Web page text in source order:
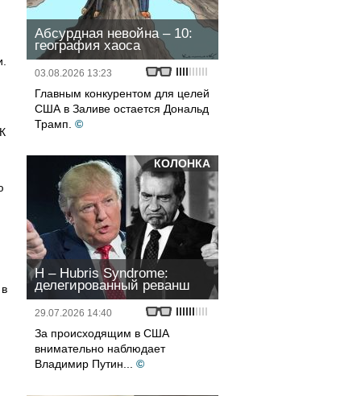
Абсурдная невойна – 10:
география хаоса
03.08.2026 13:23
Главным конкурентом для целей
США в Заливе остается Дональд
Трамп. ©
КОЛОНКА
H – Hubris Syndrome:
делегированный реванш
29.07.2026 14:40
За происходящим в США
внимательно наблюдает
Владимир Путин...
©